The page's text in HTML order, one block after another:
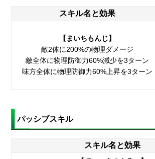
スキル名と効果
【まいちもんじ】
敵2体に200%の物理ダメージ
敵全体に物理防御力60%減少を3ターン
味方全体に物理防御力60%上昇を3ターン
パッシブスキル
スキル名と効果